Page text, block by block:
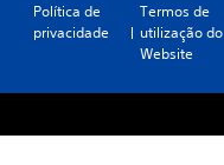
Política de
privacidade
Termos de
utilização do
Website